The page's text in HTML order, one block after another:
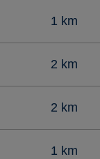
1 km
2 km
2 km
1 km